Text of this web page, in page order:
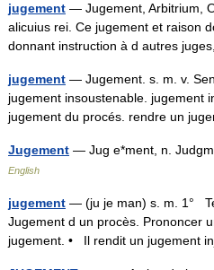
jugement — Jugement, Arbitrium,
alicuius rei. Ce jugement et raison
donnant instruction à d autres
jugement — Jugement. s. m. v.
jugement insoustenable. jugement
jugement du procés. rendre un
Jugement — Jug e*ment, n.
English
jugement — (ju je man) s. m. 1°
Jugement d un procès. Prononcer
jugement. • Il rendit un jugement